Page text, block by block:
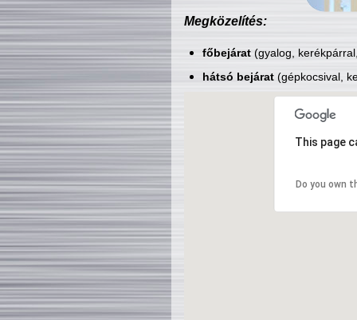
Megközelítés:
főbejárat(gyalog,
hátsó bejárat(gépkocsival,
This page
Do you own